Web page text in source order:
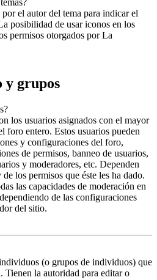
por el autor del tema para indicar el
posibilidad de usar iconos en los
permisos otorgados por La
y grupos
los usuarios asignados con el mayor
foro entero. Estos usuarios pueden
y configuraciones del foro,
de permisos, banneo de usuarios,
y moderadores, etc. Dependen
los permisos que éste les ha dado.
las capacidades de moderación en
de las configuraciones
del sitio.
(o grupos de individuos) que
Tienen la autoridad para editar o